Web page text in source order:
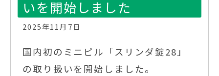
いを開始しました
2025年11月7日
国内初のミニピル「スリンダ錠28」
の取り扱いを開始しました。